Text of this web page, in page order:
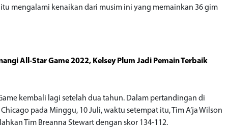
mengalami kenaikan dari musim ini yang memainkan 36 gim
All-Star Game 2022, Kelsey Plum Jadi Pemain Terbaik
kembali lagi setelah dua tahun. Dalam pertandingan di
pada Minggu, 10 Juli, waktu setempat itu, Tim A’ja Wilson
Tim Breanna Stewart dengan skor 134-112.